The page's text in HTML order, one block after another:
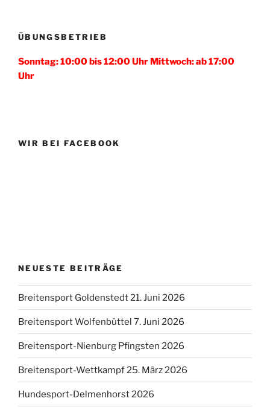
ÜBUNGSBETRIEB
Sonntag: 10:00 bis 12:00 Uhr Mittwoch: ab 17:00
Uhr
WIR BEI FACEBOOK
NEUESTE BEITRÄGE
Breitensport Goldenstedt 21. Juni 2026
Breitensport Wolfenbüttel 7. Juni 2026
Breitensport-Nienburg Pfingsten 2026
Breitensport-Wettkampf 25. März 2026
Hundesport-Delmenhorst 2026